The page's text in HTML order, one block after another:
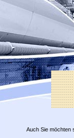
Auch Sie möchten